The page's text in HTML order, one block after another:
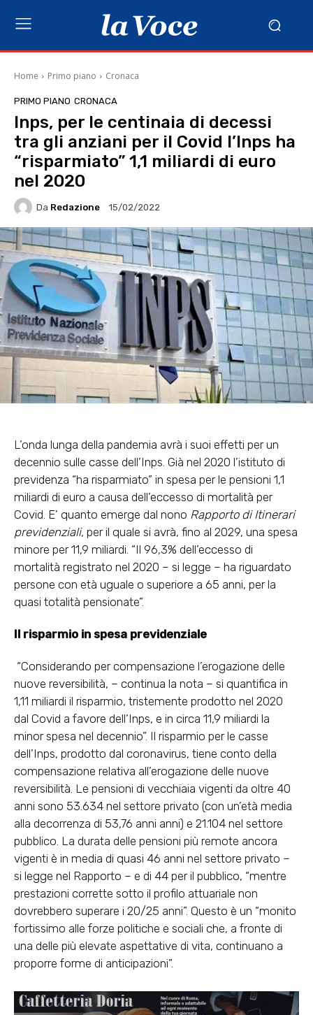
Home Primo piano Cronaca
PRIMO PIANO CRONACA
Inps, per le centinaia di decessi
tra gli anziani per il Covid l’Inps ha
“risparmiato” 1,1 miliardi di euro
nel 2020
Da Redazione 15/02/2022
L’onda lunga della pandemia avrà i suoi effetti per un
decennio sulle casse dell’Inps. Già nel 2020 l’istituto di
previdenza “ha risparmiato” in spesa per le pensioni 1,1
miliardi di euro a causa dell’eccesso di mortalità per
Covid. E’ quanto emerge dal nono Rapporto di Itinerari
previdenziali, per il quale si avrà, fino al 2029, una spesa
minore per 11,9 miliardi. “Il 96,3% dell’eccesso di
mortalità registrato nel 2020 – si legge – ha riguardato
persone con età uguale o superiore a 65 anni, per la
quasi totalità pensionate”.
Il risparmio in spesa previdenziale
“Considerando per compensazione l’erogazione delle
nuove reversibilità, – continua la nota – si quantifica in
1,11 miliardi il risparmio, tristemente prodotto nel 2020
dal Covid a favore dell’Inps, e in circa 11,9 miliardi la
minor spesa nel decennio”. Il risparmio per le casse
dell’Inps, prodotto dal coronavirus, tiene conto della
compensazione relativa all’erogazione delle nuove
reversibilità. Le pensioni di vecchiaia vigenti da oltre 40
anni sono 53.634 nel settore privato (con un’età media
alla decorrenza di 53,76 anni anni) e 21.104 nel settore
pubblico. La durata delle pensioni più remote ancora
vigenti è in media di quasi 46 anni nel settore privato –
si legge nel Rapporto – e di 44 per il pubblico, “mentre
prestazioni corrette sotto il profilo attuariale non
dovrebbero superare i 20/25 anni”. Questo è un “monito
fortissimo alle forze politiche e sociali che, a fronte di
una delle più elevate aspettative di vita, continuano a
proporre forme di anticipazioni”.